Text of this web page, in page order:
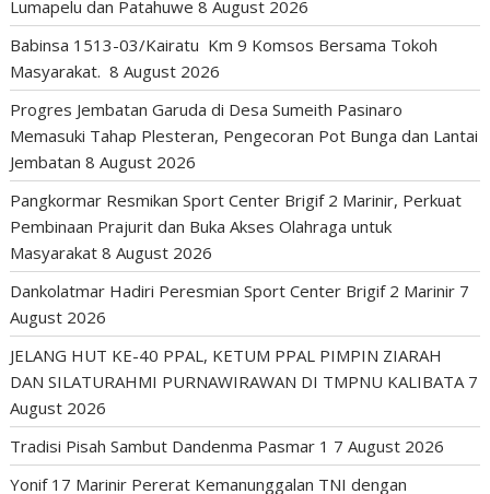
Lumapelu dan Patahuwe 8 August 2026
Babinsa 1513-03/Kairatu Km 9 Komsos Bersama Tokoh
Masyarakat. 8 August 2026
Progres Jembatan Garuda di Desa Sumeith Pasinaro
Memasuki Tahap Plesteran, Pengecoran Pot Bunga dan Lantai
Jembatan 8 August 2026
Pangkormar Resmikan Sport Center Brigif 2 Marinir, Perkuat
Pembinaan Prajurit dan Buka Akses Olahraga untuk
Masyarakat 8 August 2026
Dankolatmar Hadiri Peresmian Sport Center Brigif 2 Marinir 7
August 2026
JELANG HUT KE-40 PPAL, KETUM PPAL PIMPIN ZIARAH
DAN SILATURAHMI PURNAWIRAWAN DI TMPNU KALIBATA 7
August 2026
Tradisi Pisah Sambut Dandenma Pasmar 1 7 August 2026
Yonif 17 Marinir Pererat Kemanunggalan TNI dengan